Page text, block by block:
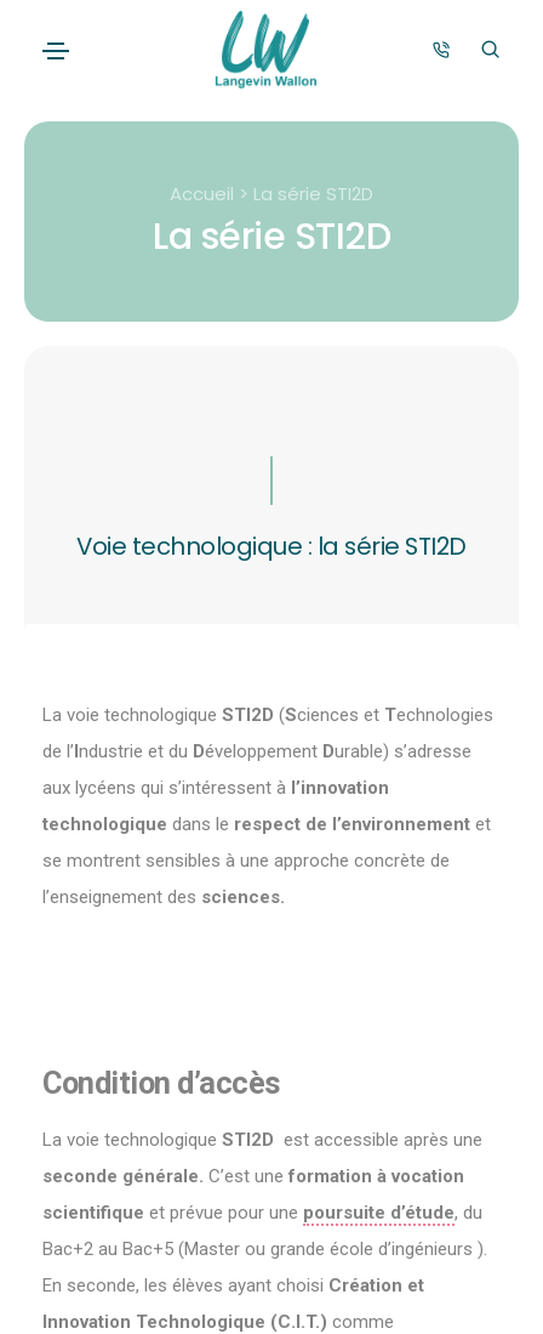
Accueil > La série STI2D
La série STI2D
Voie technologique : la série STI2D
La voie technologique STI2D (Sciences et Technologies
de l’Industrie et du Développement Durable) s’adresse
aux lycéens qui s’intéressent à l’innovation
technologique dans le respect de l’environnement et
se montrent sensibles à une approche concrète de
l’enseignement des sciences.
Condition d’accès
La voie technologique STI2D est accessible après une
seconde générale. C’est uneformation à vocation
scientifique et prévue pour une poursuite d’étude, du
Bac+2 au Bac+5 (Master ou grande école d’ingénieurs ).
En seconde, les élèves ayant choisi Création et
Innovation Technologique (C.I.T.) comme